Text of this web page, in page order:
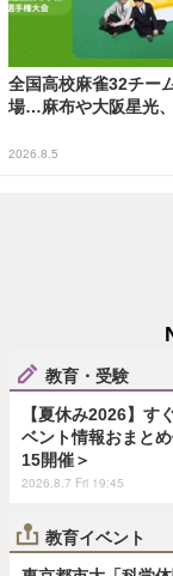
全国高校麻雀32チー
場…麻布や大阪星光
2026.8.5
教育・受験
【夏休み2026】す
ベント情報おまと
15開催＞
2026.8.7 Fri 19:45
教育イベント